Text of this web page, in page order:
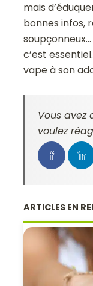
mais
bonnes infos,
c’est
vape à son
Vous avez
voulez
ARTICLES EN